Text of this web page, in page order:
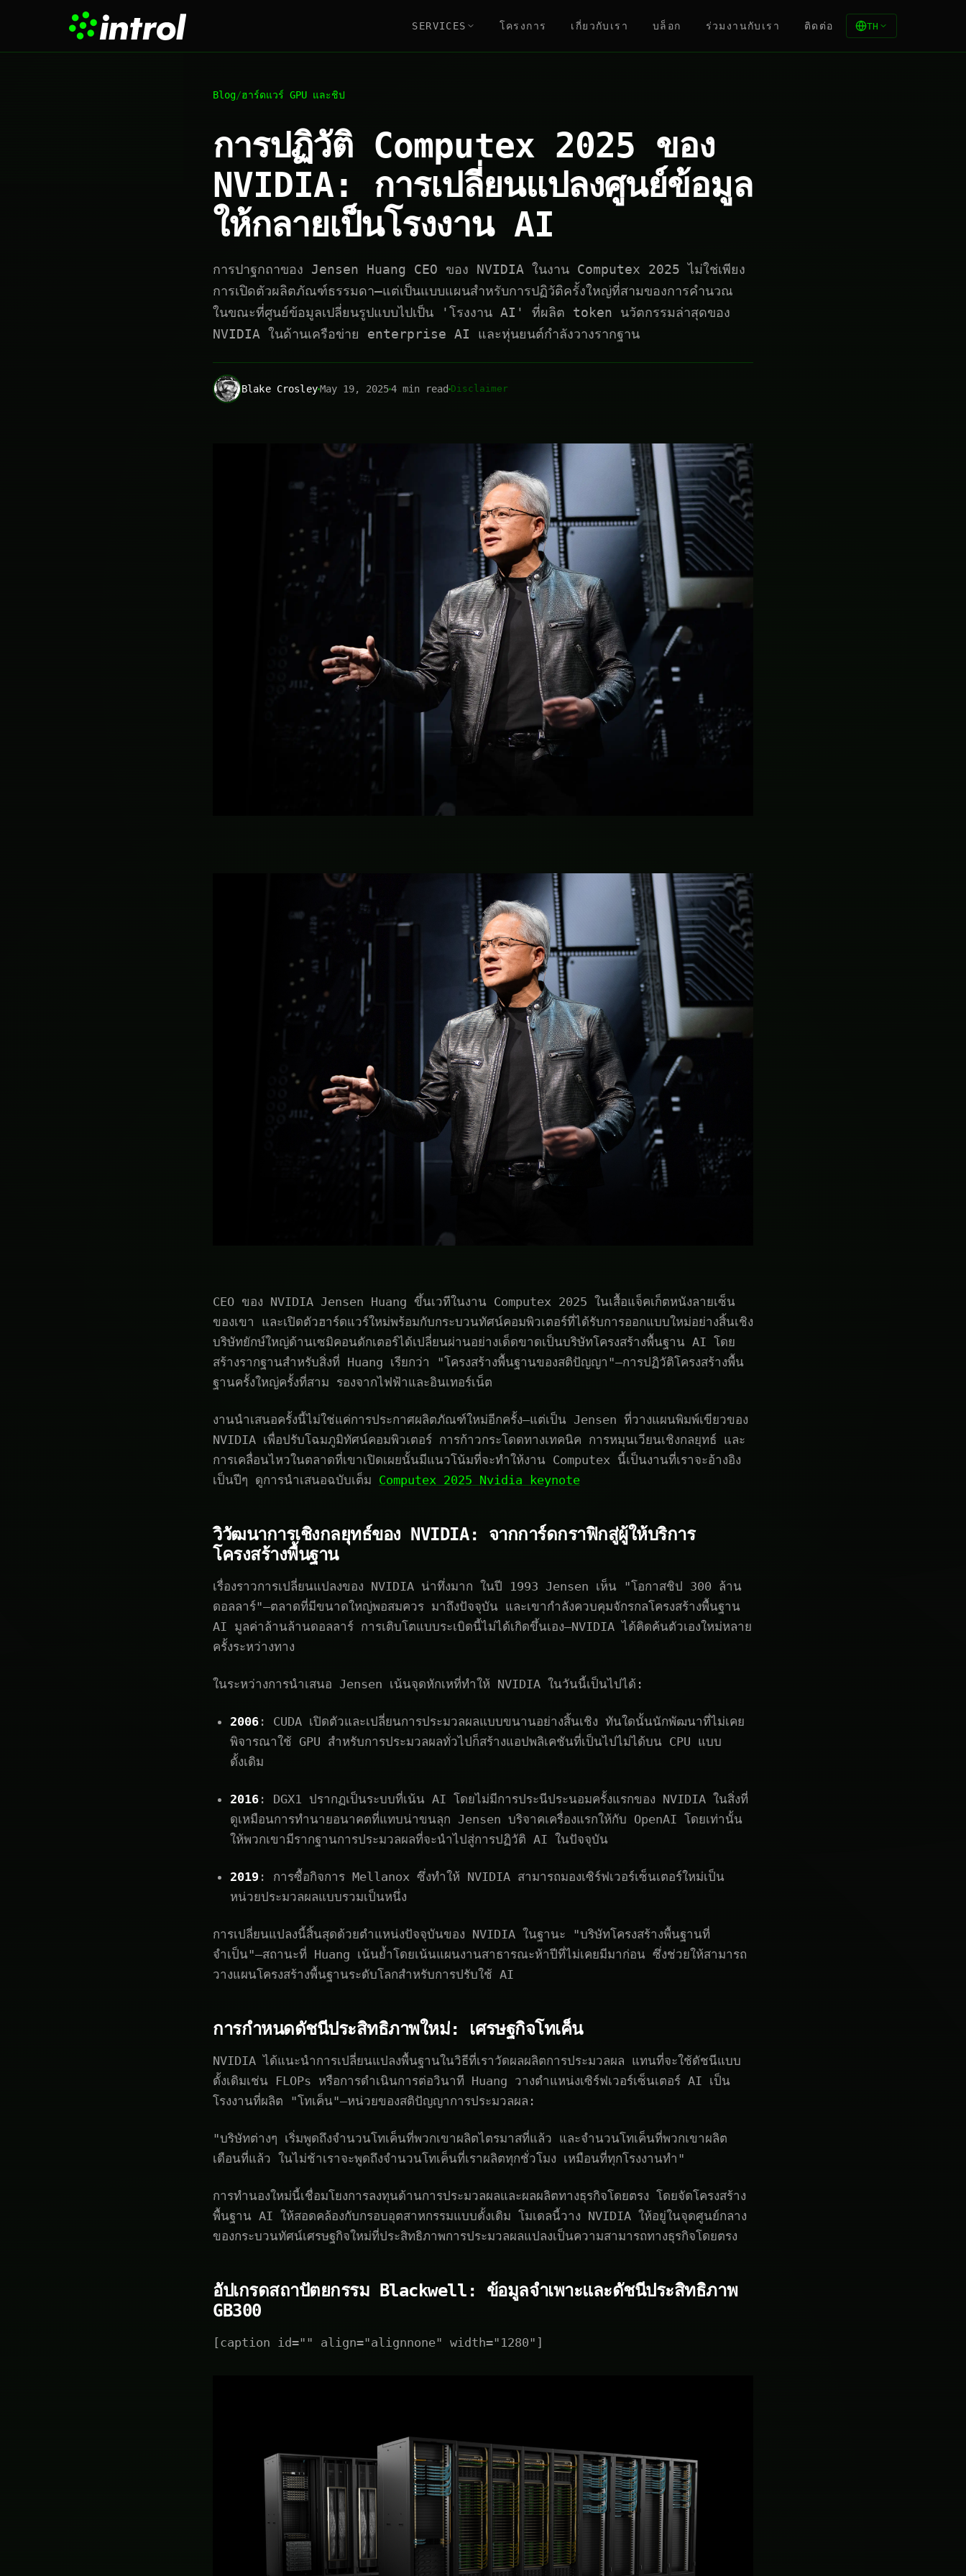
SERVICES โครงการ เกี่ยวกับเรา บล็อก ร่วมงานกับเรา ติดต่อ TH
Blog/ฮาร์ดแวร์ GPU และชิป
การปฏิวัติ Computex 2025 ของ
NVIDIA: การเปลี่ยนแปลงศูนย์ข้อมูล
ให้กลายเป็นโรงงาน AI
การปาฐกถาของ Jensen Huang CEO ของ NVIDIA ในงาน Computex 2025 ไม่ใช่เพียง
การเปิดตัวผลิตภัณฑ์ธรรมดา—แต่เป็นแบบแผนสำหรับการปฏิวัติครั้งใหญ่ที่สามของการคำนวณ
ในขณะที่ศูนย์ข้อมูลเปลี่ยนรูปแบบไปเป็น 'โรงงาน AI' ที่ผลิต token นวัตกรรมล่าสุดของ
NVIDIA ในด้านเครือข่าย enterprise AI และหุ่นยนต์กำลังวางรากฐาน
Blake CrosleyMay 19, 20254 min read Disclaimer
CEO ของ NVIDIA Jensen Huang ขึ้นเวทีในงาน Computex 2025 ในเสื้อแจ็คเก็ตหนังลายเซ็น
ของเขา และเปิดตัวฮาร์ดแวร์ใหม่พร้อมกับกระบวนทัศน์คอมพิวเตอร์ที่ได้รับการออกแบบใหม่อย่างสิ้นเชิง
บริษัทยักษ์ใหญ่ด้านเซมิคอนดักเตอร์ได้เปลี่ยนผ่านอย่างเด็ดขาดเป็นบริษัทโครงสร้างพื้นฐาน AI โดย
สร้างรากฐานสำหรับสิ่งที่ Huang เรียกว่า "โครงสร้างพื้นฐานของสติปัญญา"—การปฏิวัติโครงสร้างพื้น
ฐานครั้งใหญ่ครั้งที่สาม รองจากไฟฟ้าและอินเทอร์เน็ต
งานนำเสนอครั้งนี้ไม่ใช่แค่การประกาศผลิตภัณฑ์ใหม่อีกครั้ง—แต่เป็น Jensen ที่วางแผนพิมพ์เขียวของ
NVIDIA เพื่อปรับโฉมภูมิทัศน์คอมพิวเตอร์ การก้าวกระโดดทางเทคนิค การหมุนเวียนเชิงกลยุทธ์ และ
การเคลื่อนไหวในตลาดที่เขาเปิดเผยนั้นมีแนวโน้มที่จะทำให้งาน Computex นี้เป็นงานที่เราจะอ้างอิง
เป็นปีๆ ดูการนำเสนอฉบับเต็ม Computex 2025 Nvidia keynote
วิวัฒนาการเชิงกลยุทธ์ของ NVIDIA: จากการ์ดกราฟิกสู่ผู้ให้บริการ
โครงสร้างพื้นฐาน
เรื่องราวการเปลี่ยนแปลงของ NVIDIA น่าทึ่งมาก ในปี 1993 Jensen เห็น "โอกาสชิป 300 ล้าน
ดอลลาร์"—ตลาดที่มีขนาดใหญ่พอสมควร มาถึงปัจจุบัน และเขากำลังควบคุมจักรกลโครงสร้างพื้นฐาน
AI มูลค่าล้านล้านดอลลาร์ การเติบโตแบบระเบิดนี้ไม่ได้เกิดขึ้นเอง—NVIDIA ได้คิดค้นตัวเองใหม่หลาย
ครั้งระหว่างทาง
ในระหว่างการนำเสนอ Jensen เน้นจุดหักเหที่ทำให้ NVIDIA ในวันนี้เป็นไปได้:
2006 : CUDA เปิดตัวและเปลี่ยนการประมวลผลแบบขนานอย่างสิ้นเชิง ทันใดนั้นนักพัฒนาที่ไม่เคย
พิจารณาใช้ GPU สำหรับการประมวลผลทั่วไปก็สร้างแอปพลิเคชันที่เป็นไปไม่ได้บน CPU แบบ
ดั้งเดิม
2016 : DGX1 ปรากฏเป็นระบบที่เน้น AI โดยไม่มีการประนีประนอมครั้งแรกของ NVIDIA ในสิ่งที่
ดูเหมือนการทำนายอนาคตที่แทบน่าขนลุก Jensen บริจาคเครื่องแรกให้กับ OpenAI โดยเท่านั้น
ให้พวกเขามีรากฐานการประมวลผลที่จะนำไปสู่การปฏิวัติ AI ในปัจจุบัน
2019 : การซื้อกิจการ Mellanox ซึ่งทำให้ NVIDIA สามารถมองเซิร์ฟเวอร์เซ็นเตอร์ใหม่เป็น
หน่วยประมวลผลแบบรวมเป็นหนึ่ง
การเปลี่ยนแปลงนี้สิ้นสุดด้วยตำแหน่งปัจจุบันของ NVIDIA ในฐานะ "บริษัทโครงสร้างพื้นฐานที่
จำเป็น"—สถานะที่ Huang เน้นย้ำโดยเน้นแผนงานสาธารณะห้าปีที่ไม่เคยมีมาก่อน ซึ่งช่วยให้สามารถ
วางแผนโครงสร้างพื้นฐานระดับโลกสำหรับการปรับใช้ AI
การกำหนดดัชนีประสิทธิภาพใหม่: เศรษฐกิจโทเค็น
NVIDIA ได้แนะนำการเปลี่ยนแปลงพื้นฐานในวิธีที่เราวัดผลผลิตการประมวลผล แทนที่จะใช้ดัชนีแบบ
ดั้งเดิมเช่น FLOPs หรือการดำเนินการต่อวินาที Huang วางตำแหน่งเซิร์ฟเวอร์เซ็นเตอร์ AI เป็น
โรงงานที่ผลิต "โทเค็น"—หน่วยของสติปัญญาการประมวลผล:
"บริษัทต่างๆ เริ่มพูดถึงจำนวนโทเค็นที่พวกเขาผลิตไตรมาสที่แล้ว และจำนวนโทเค็นที่พวกเขาผลิต
เดือนที่แล้ว ในไม่ช้าเราจะพูดถึงจำนวนโทเค็นที่เราผลิตทุกชั่วโมง เหมือนที่ทุกโรงงานทำ"
การทำนองใหม่นี้เชื่อมโยงการลงทุนด้านการประมวลผลและผลผลิตทางธุรกิจโดยตรง โดยจัดโครงสร้าง
พื้นฐาน AI ให้สอดคล้องกับกรอบอุตสาหกรรมแบบดั้งเดิม โมเดลนี้วาง NVIDIA ให้อยู่ในจุดศูนย์กลาง
ของกระบวนทัศน์เศรษฐกิจใหม่ที่ประสิทธิภาพการประมวลผลแปลงเป็นความสามารถทางธุรกิจโดยตรง
อัปเกรดสถาปัตยกรรม Blackwell: ข้อมูลจำเพาะและดัชนีประสิทธิภาพ
GB300
[caption id="" align="alignnone" width="1280"]